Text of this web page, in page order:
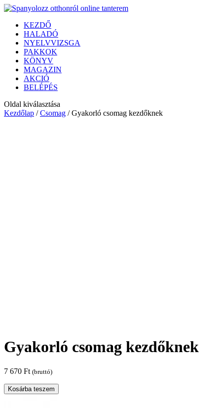
KEZDŐ
HALADÓ
NYELVVIZSGA
PAKKOK
KÖNYV
MAGAZIN
AKCIÓ
BELÉPÉS
Oldal kiválasztása
Kezdőlap /Csomag / Gyakorló csomag kezdőknek
Gyakorló csomag kezdőknek
7 670 Ft (bruttó)
Gyakorló
csomag
Kosárba teszem